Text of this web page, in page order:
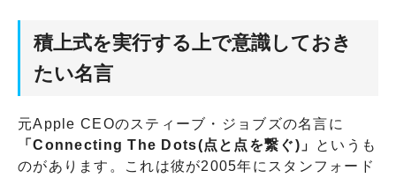
積上式を実行する上で意識しておき
たい名言
元Apple CEOのスティーブ・ジョブズの名言に
「Connecting The Dots(点と点を繋ぐ)」
というも
のがあります。これは彼が2005年にスタンフォード